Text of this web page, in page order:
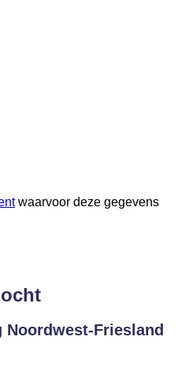
waarvoor deze gegevens
Noordwest-Friesland